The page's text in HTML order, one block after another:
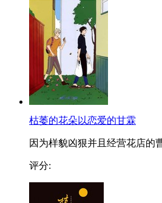
枯萎的花朵以恋爱的甘霖
因为样貌凶狠并且经营花店的
评分: